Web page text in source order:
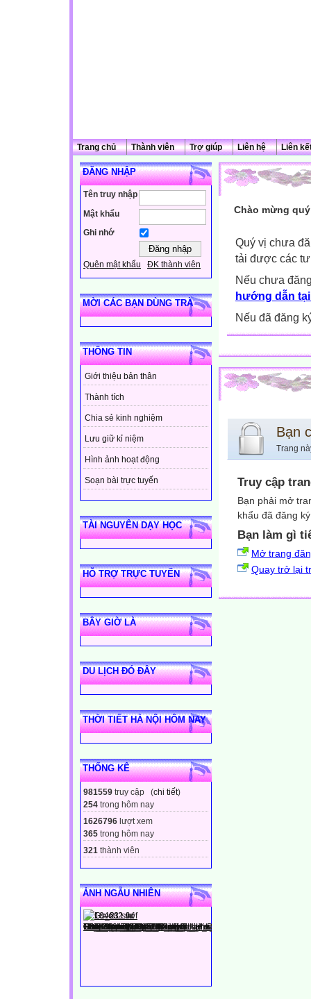
Trang chủ Thành viên Trợ giúp Liên hệ Liên
ĐĂNG NHẬP
Tên truy nhập
Mật khẩu
Ghi nhớ
Quên mật khẩu ĐK thành viên
MỜI CÁC BẠN DÙNG TRÀ
THÔNG TIN
Giới thiệu bản thân
Thành tích
Chia sẻ kinh nghiệm
Lưu giữ kỉ niệm
Hình ảnh hoạt động
Soạn bài trực tuyến
TÀI NGUYÊN DẠY HỌC
HỖ TRỢ TRỰC TUYẾN
BÂY GIỜ LÀ
DU LỊCH ĐÓ ĐÂY
THỜI TIẾT HÀ NỘI HÔM NAY
THỐNG KÊ
981559 truy cập (chi tiết)
254 trong hôm nay
1626796 lượt xem
365 trong hôm nay
321 thành viên
ẢNH NGẪU NHIÊN
Chào mừng
Quý vị chưa
tải được các
Nếu chưa
hướng dẫn
Nếu đã đăng
Bạn
Trang
Truy cập
Bạn phải mở
khẩu đã đăng
Bạn làm gì
Mở trang
Quay trở lại